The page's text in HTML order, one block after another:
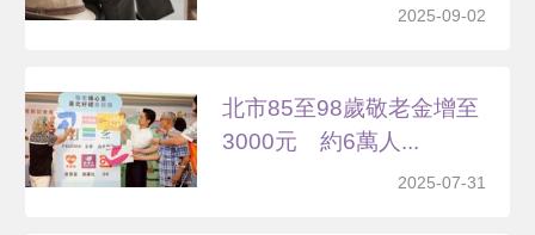
2025-09-02
北市85至98歲敬老金增至
3000元 約6萬人...
2025-07-31